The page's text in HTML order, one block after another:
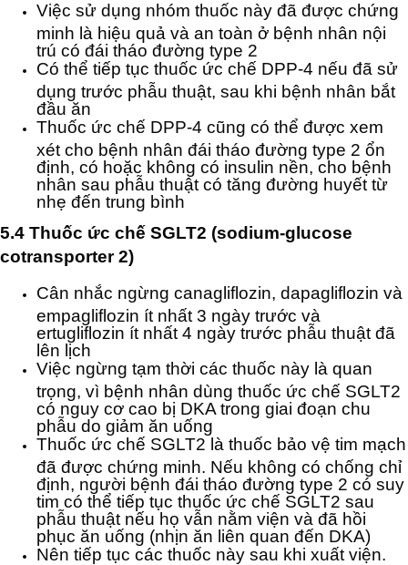
Việc sử dụng nhóm thuốc này đã được chứng
minh là hiệu quả và an toàn ở bệnh nhân nội
trú có đái tháo đường type 2
Có thể tiếp tục thuốc ức chế DPP-4 nếu đã sử
dụng trước phẫu thuật, sau khi bệnh nhân bắt
đầu ăn
Thuốc ức chế DPP-4 cũng có thể được xem
xét cho bệnh nhân đái tháo đường type 2 ổn
định, có hoặc không có insulin nền, cho bệnh
nhân sau phẫu thuật có tăng đường huyết từ
nhẹ đến trung bình
5.4 Thuốc ức chế SGLT2 (sodium-glucose
cotransporter 2)
Cân nhắc ngừng canagliflozin, dapagliflozin và
empagliflozin ít nhất 3 ngày trước và
ertugliflozin ít nhất 4 ngày trước phẫu thuật đã
lên lịch
Việc ngừng tạm thời các thuốc này là quan
trọng, vì bệnh nhân dùng thuốc ức chế SGLT2
có nguy cơ cao bị DKA trong giai đoạn chu
phẫu do giảm ăn uống
Thuốc ức chế SGLT2 là thuốc bảo vệ tim mạch
đã được chứng minh. Nếu không có chống chỉ
định, người bệnh đái tháo đường type 2 có suy
tim có thể tiếp tục thuốc ức chế SGLT2 sau
phẫu thuật nếu họ vẫn nằm viện và đã hồi
phục ăn uống (nhịn ăn liên quan đến DKA)
Nên tiếp tục các thuốc này sau khi xuất viện.